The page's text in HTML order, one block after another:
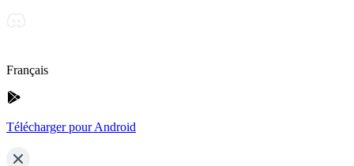
Français
Télécharger pour Android